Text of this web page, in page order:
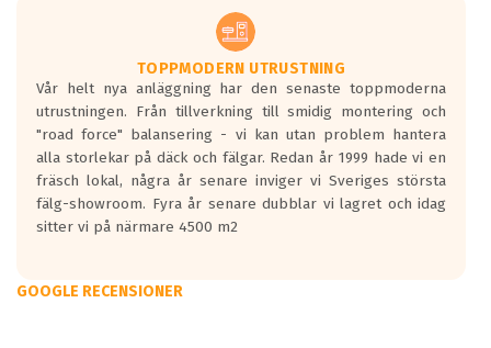
TOPPMODERN UTRUSTNING
Vår helt nya anläggning har den senaste toppmoderna
utrustningen. Från tillverkning till smidig montering och
"road force" balansering - vi kan utan problem hantera
alla storlekar på däck och fälgar. Redan år 1999 hade vi en
fräsch lokal, några år senare inviger vi Sveriges största
fälg-showroom. Fyra år senare dubblar vi lagret och idag
sitter vi på närmare 4500 m2
GOOGLE RECENSIONER